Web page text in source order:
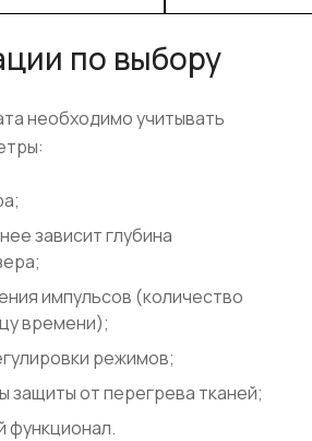
по выбору
необходимо учитывать
зависит глубина
импульсов (количество
времени);
режимов;
защиты от перегрева тканей;
функционал.